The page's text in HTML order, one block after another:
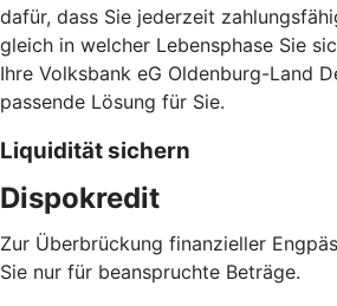
dafür, dass Sie jederzeit
gleich in welcher Lebensphase Sie
Ihre Volksbank eG Oldenburg-Land
passende Lösung für Sie.
Liquidität sichern
Dispokredit
Zur Überbrückung finanzieller
Sie nur für beanspruchte Beträge.